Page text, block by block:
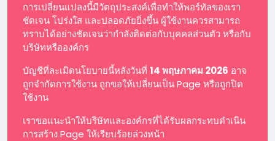
การเปลี่ยนแปลงนี้มีวัตถุประสงค์เพื่อทำให้พอร์ทัลของเรา
ชัดเจน โปร่งใส และปลอดภัยยิ่งขึ้น ผู้ใช้งานควรสามารถ
ทราบได้อย่างชัดเจนว่ากำลังติดต่อกับบุคคลส่วนตัว หรือกับ
บริษัทหรือองค์กร
บัญชีที่ละเมิดนโยบายนี้หลังวันที่ 14 พฤษภาคม 2026 อาจ
ถูกจำกัดการใช้งาน ถูกขอให้เปลี่ยนเป็น Page หรือถูกปิด
ใช้งาน
เราขอแนะนำให้บริษัทและองค์กรที่ได้รับผลกระทบดำเนิน
การสร้าง Page ให้เรียบร้อยล่วงหน้า